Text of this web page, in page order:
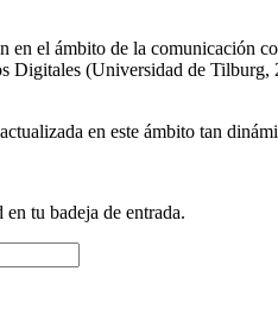
en el ámbito de la
(Universidad de
en este ámbito tan
tu badeja de entrada.